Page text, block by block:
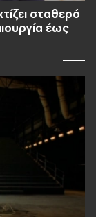
σταθερό
έως